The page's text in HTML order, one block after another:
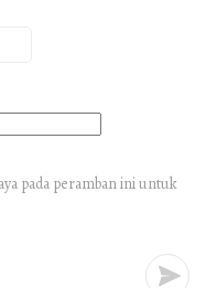
pada peramban ini untuk